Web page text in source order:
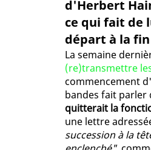
d'Herbert
ce qui fait de
départ à la
La semaine
(re)transmettre
commencement
bandes fait parler
quitterait la
une lettre
succession à la